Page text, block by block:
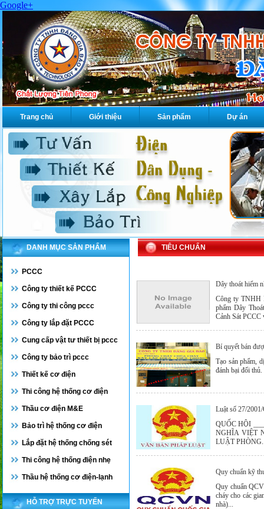
Google+
Trang chủ Giới thiệu Sản phẩm Dự án
DANH MỤC SẢN PHẨM
PCCC
Công ty thiết kế PCCC
Công ty thi công pccc
Công ty lắp đặt PCCC
Cung cấp vật tư thiết bị pccc
Công ty bảo trì pccc
Thiết kế cơ điện
Thi công hệ thống cơ điện
Thầu cơ điện M&E
Bảo trì hệ thống cơ điện
Lắp đặt hệ thống chống sét
Thi công hệ thống điện nhẹ
Thầu hệ thống cơ điện-lạnh
HỖ TRỢ TRỰC TUYẾN
TIÊU CHUẨN
Dây thoát hiểm
Công ty TNHH
phẩm Dây
Cảnh Sát
Bí quyết bán
Tạo sản phẩm,
đánh bại đối
Luật số 27/
QUỐC HỘI
NGHĨA VIỆT
LUẬT
Quy chuẩn kỹ
Quy chuẩn
cháy cho các
nhà)...